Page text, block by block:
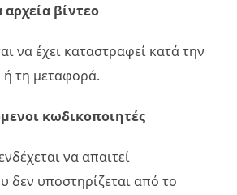
βίντεο
να έχει καταστραφεί κατά την
τη μεταφορά.
κωδικοποιητές
να απαιτεί
δεν υποστηρίζεται από το